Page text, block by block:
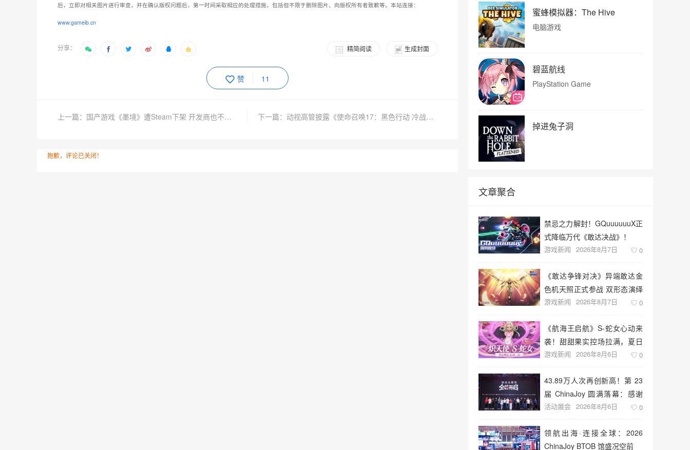
后，立即对相关图片进行审查，并在确认版权问题后，第一时间采取相应的处理措施，包括但不限于删除图片、向版权所有者致歉等。本站连接：
www.gameib.cn
分享： 生成封面
精简阅读
赞 11
上一篇：国产游戏《墨境》遭Steam下架 开发商也不知道原因 下一篇：动视高管披露《使命召唤17：黑色行动 冷战》开发成本高达7亿美元
抱歉，评论已关闭！
蜜蜂模拟器：The Hive
电脑游戏
碧蓝航线
PlayStation Game
掉进兔子洞
文章聚合
禁忌之力解封！GQuuuuuuX正
式降临万代《敢达决战》！
游戏新闻 2026年8月7日 0
《敢达争锋对决》异端敢达金
色机天照正式参战 双形态演绎
空中战技
游戏新闻 2026年8月7日 0
《航海王启航》S-蛇女心动来
袭！甜甜果实控场拉满，夏日
盛宴开启
游戏新闻 2026年8月6日 0
43.89万人次再创新高！第 23
届 ChinaJoy 圆满落幕：感谢
有你，共赴这场“与 AI 同游”的
活动展会 2026年8月6日 0
领航出海·连接全球：2026
ChinaJoy BTOB 馆盛况空前